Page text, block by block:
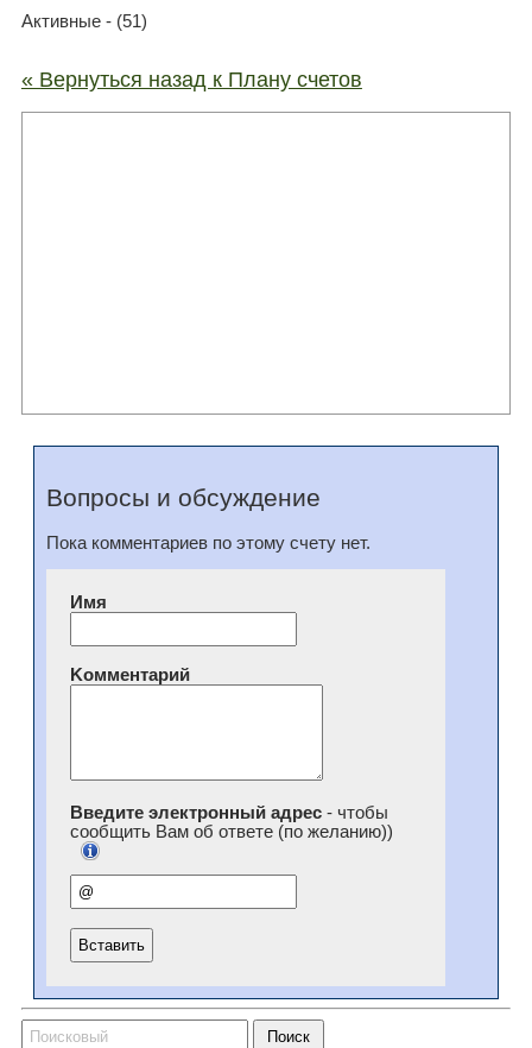
Активные - (51)
« Вернуться назад к Плану счетов
Вопросы и обсуждение
Пока комментариев по этому счету нет.
Имя
Kомментарий
Введите электронный адрес- чтобы
сообщить Вам об ответе (по желанию))